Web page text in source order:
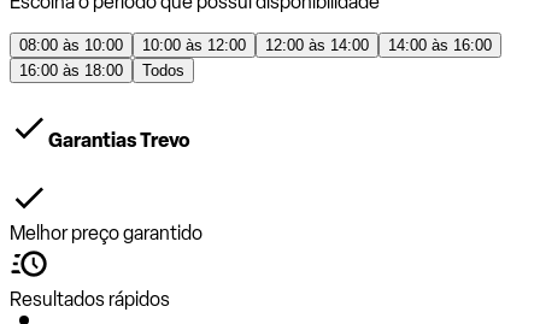
08:00 às 10:00 10:00 às 12:00 12:00 às 14:00
14:00 às 16:00
16:00 às 18:00
Todos
Garantias Trevo
Melhor preço garantido
Resultados rápidos